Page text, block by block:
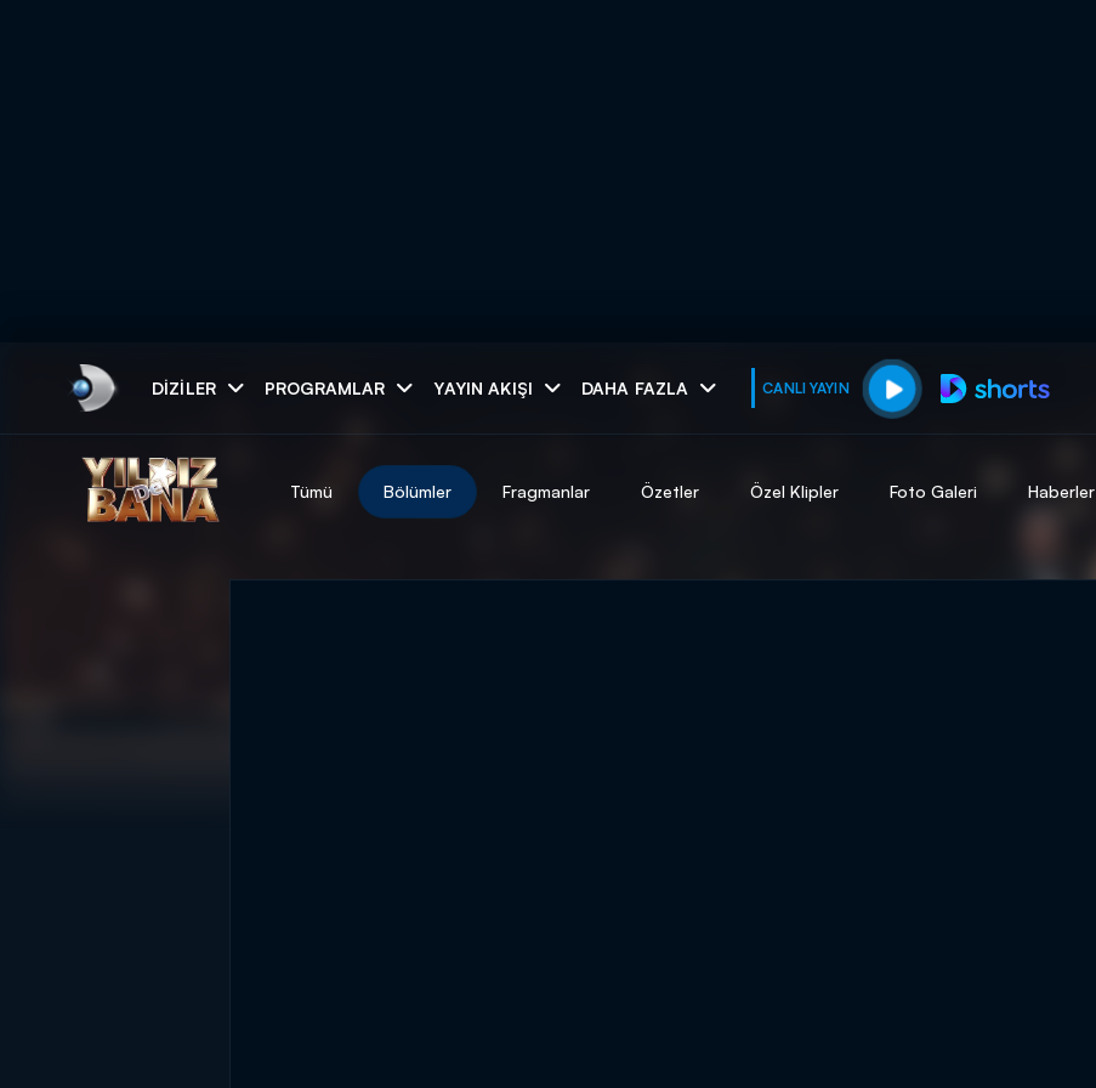
DIZILER PROGRAMLAR YAYIN AKIŞI DAHA FAZLA CANLI YAYIN
muhteşem ikili
ARAMA SONUÇLARI
Tümü Bölümler Fragmanlar Özetler Özel Klipler Foto Galeri Haberler